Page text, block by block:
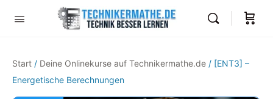
Start / Deine Onlinekurse auf Technikermathe.de / [ENT3] –
Energetische Berechnungen